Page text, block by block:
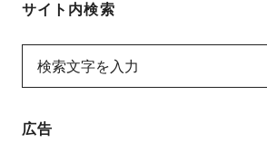
サイト内検索
広告